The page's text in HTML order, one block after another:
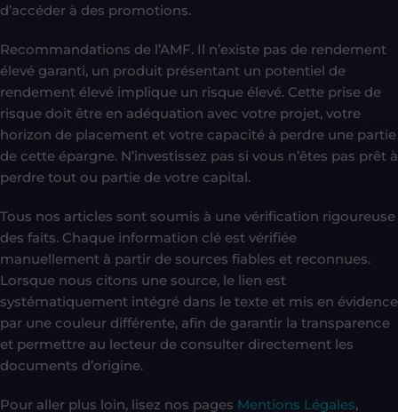
d’accéder à des promotions.
Recommandations de l’AMF. Il n’existe pas de rendement
élevé garanti, un produit présentant un potentiel de
rendement élevé implique un risque élevé. Cette prise de
risque doit être en adéquation avec votre projet, votre
horizon de placement et votre capacité à perdre une partie
de cette épargne. N’investissez pas si vous n’êtes pas prêt à
perdre tout ou partie de votre capital.
Tous nos articles sont soumis à une vérification rigoureuse
des faits. Chaque information clé est vérifiée
manuellement à partir de sources fiables et reconnues.
Lorsque nous citons une source, le lien est
systématiquement intégré dans le texte et mis en évidence
par une couleur différente, afin de garantir la transparence
et permettre au lecteur de consulter directement les
documents d’origine.
Pour aller plus loin, lisez nos pages Mentions Légales,